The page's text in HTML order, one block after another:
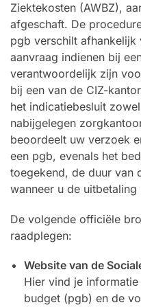
Ziektekosten (AWBZ),
afgeschaft. De
pgb verschilt
aanvraag indienen bij
verantwoordelijk zijn
bij een van de CIZ-
het indicatiebesluit
nabijgelegen
beoordeelt uw verzoek
een pgb, evenals het
toegekend, de duur van
wanneer u de uitbetaling
De volgende officiële
raadplegen:
Website van de
Hier vind je
budget (pgb) en de